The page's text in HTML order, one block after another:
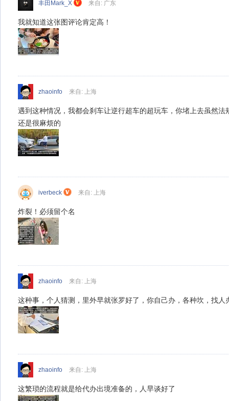
丰田Mark_X 来自: 广东
我就知道这张图评论肯定高！
zhaoinfo 来自: 上海
遇到这种情况，我都会刹车让逆行超车的超玩车，你堵上去虽然
还是很麻烦的
iverbeck 来自: 上海
炸裂！必须留个名
zhaoinfo 来自: 上海
这种事，个人猜测，里外早就张罗好了，你自己办，各种坎，找人
zhaoinfo 来自: 上海
这繁琐的流程就是给代办出境准备的，人早谈好了